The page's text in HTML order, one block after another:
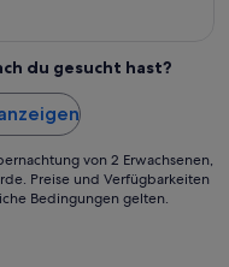
du gesucht hast?
von 2 Erwachsenen,
Preise und Verfügbarkeiten
Bedingungen gelten.